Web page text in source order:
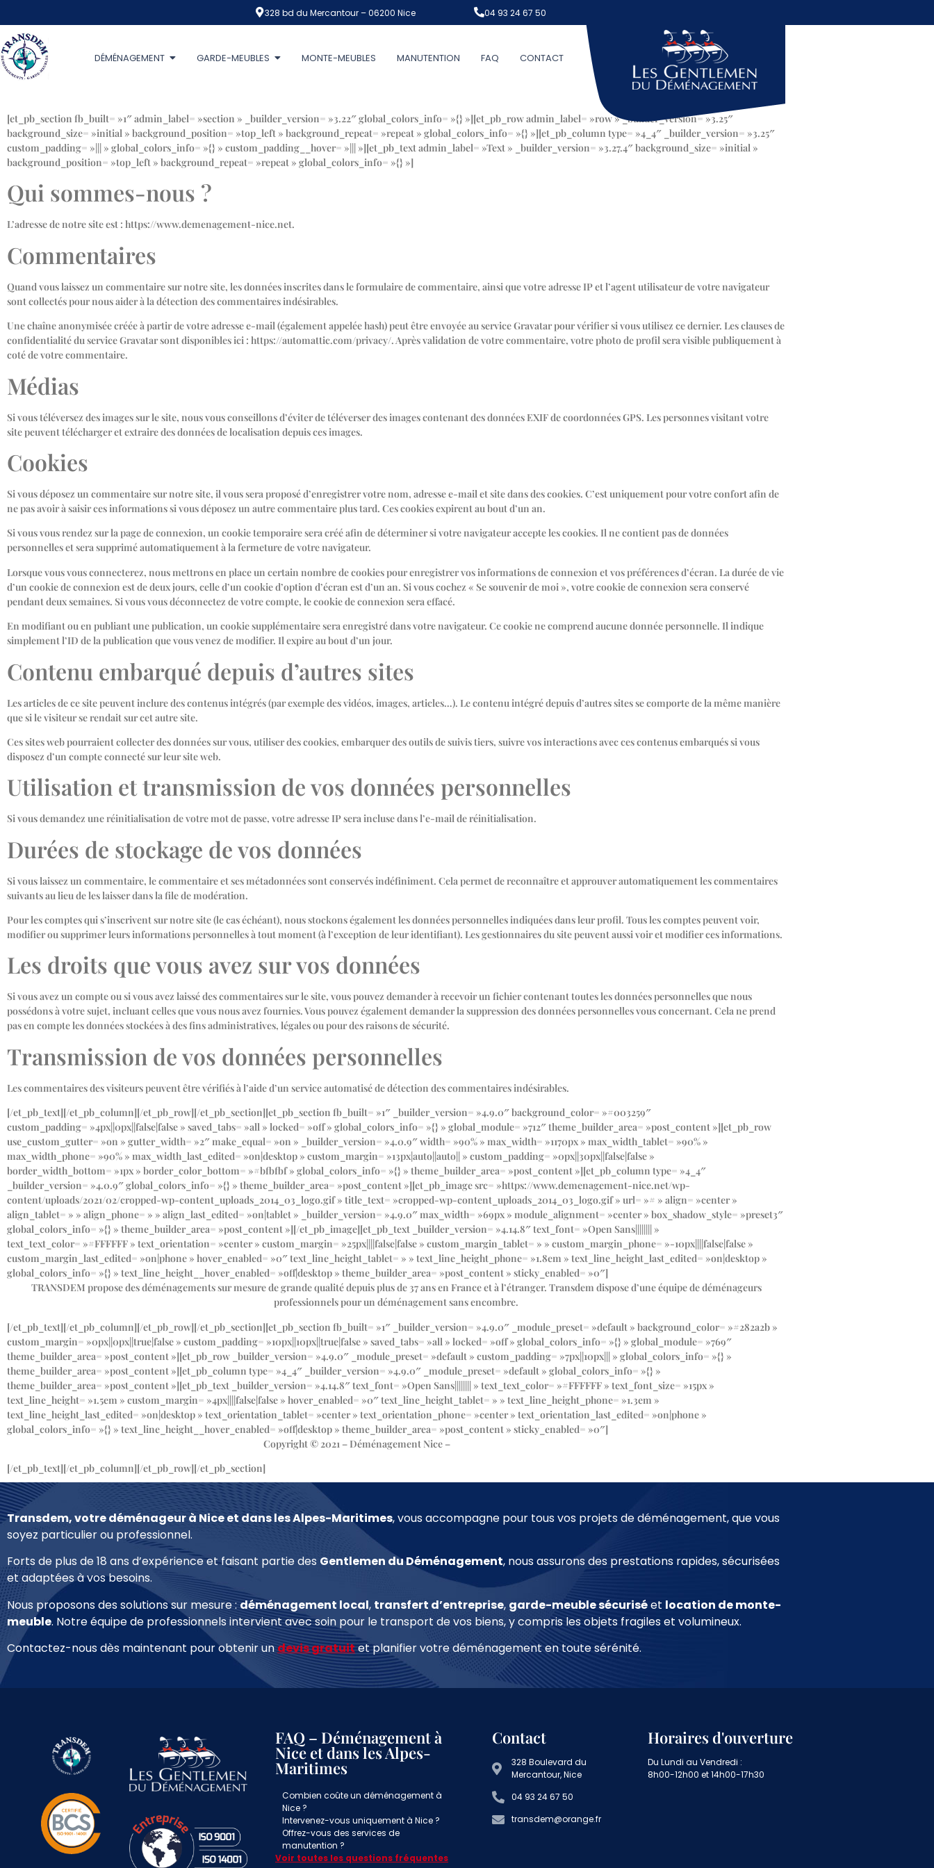
328 bd du Mercantour – 06200 Nice 04 93 24 67 50
DÉMÉNAGEMENT GARDE-MEUBLES MONTE-MEUBLES MANUTENTION FAQ CONTACT
[et_pb_section fb_built= »1″ admin_label= »section » _builder_version= »3.22″ global_colors_info= »{} »][et_pb_row admin_label= »row » _builder_version= »3.25″
background_size= »initial » background_position= »top_left » background_repeat= »repeat » global_colors_info= »{} »][et_pb_column type= »4_4″ _builder_version= »3.25″
custom_padding= »||| » global_colors_info= »{} » custom_padding__hover= »||| »][et_pb_text admin_label= »Text » _builder_version= »3.27.4″ background_size= »initial »
background_position= »top_left » background_repeat= »repeat » global_colors_info= »{} »]
Qui sommes-nous ?
L’adresse de notre site est : https://www.demenagement-nice.net.
Commentaires
Quand vous laissez un commentaire sur notre site, les données inscrites dans le formulaire de commentaire, ainsi que votre adresse IP et l’agent utilisateur de votre navigateur
sont collectés pour nous aider à la détection des commentaires indésirables.
Une chaîne anonymisée créée à partir de votre adresse e-mail (également appelée hash) peut être envoyée au service Gravatar pour vérifier si vous utilisez ce dernier. Les clauses de
confidentialité du service Gravatar sont disponibles ici : https://automattic.com/privacy/. Après validation de votre commentaire, votre photo de profil sera visible publiquement à
coté de votre commentaire.
Médias
Si vous téléversez des images sur le site, nous vous conseillons d’éviter de téléverser des images contenant des données EXIF de coordonnées GPS. Les personnes visitant votre
site peuvent télécharger et extraire des données de localisation depuis ces images.
Cookies
Si vous déposez un commentaire sur notre site, il vous sera proposé d’enregistrer votre nom, adresse e-mail et site dans des cookies. C’est uniquement pour votre confort afin de
ne pas avoir à saisir ces informations si vous déposez un autre commentaire plus tard. Ces cookies expirent au bout d’un an.
Si vous vous rendez sur la page de connexion, un cookie temporaire sera créé afin de déterminer si votre navigateur accepte les cookies. Il ne contient pas de données
personnelles et sera supprimé automatiquement à la fermeture de votre navigateur.
Lorsque vous vous connecterez, nous mettrons en place un certain nombre de cookies pour enregistrer vos informations de connexion et vos préférences d’écran. La durée de vie
d’un cookie de connexion est de deux jours, celle d’un cookie d’option d’écran est d’un an. Si vous cochez « Se souvenir de moi », votre cookie de connexion sera conservé
pendant deux semaines. Si vous vous déconnectez de votre compte, le cookie de connexion sera effacé.
En modifiant ou en publiant une publication, un cookie supplémentaire sera enregistré dans votre navigateur. Ce cookie ne comprend aucune donnée personnelle. Il indique
simplement l’ID de la publication que vous venez de modifier. Il expire au bout d’un jour.
Contenu embarqué depuis d’autres sites
Les articles de ce site peuvent inclure des contenus intégrés (par exemple des vidéos, images, articles…). Le contenu intégré depuis d’autres sites se comporte de la même manière
que si le visiteur se rendait sur cet autre site.
Ces sites web pourraient collecter des données sur vous, utiliser des cookies, embarquer des outils de suivis tiers, suivre vos interactions avec ces contenus embarqués si vous
disposez d’un compte connecté sur leur site web.
Utilisation et transmission de vos données personnelles
Si vous demandez une réinitialisation de votre mot de passe, votre adresse IP sera incluse dans l’e-mail de réinitialisation.
Durées de stockage de vos données
Si vous laissez un commentaire, le commentaire et ses métadonnées sont conservés indéfiniment. Cela permet de reconnaître et approuver automatiquement les commentaires
suivants au lieu de les laisser dans la file de modération.
Pour les comptes qui s’inscrivent sur notre site (le cas échéant), nous stockons également les données personnelles indiquées dans leur profil. Tous les comptes peuvent voir,
modifier ou supprimer leurs informations personnelles à tout moment (à l’exception de leur identifiant). Les gestionnaires du site peuvent aussi voir et modifier ces informations.
Les droits que vous avez sur vos données
Si vous avez un compte ou si vous avez laissé des commentaires sur le site, vous pouvez demander à recevoir un fichier contenant toutes les données personnelles que nous
possédons à votre sujet, incluant celles que vous nous avez fournies. Vous pouvez également demander la suppression des données personnelles vous concernant. Cela ne prend
pas en compte les données stockées à des fins administratives, légales ou pour des raisons de sécurité.
Transmission de vos données personnelles
Les commentaires des visiteurs peuvent être vérifiés à l’aide d’un service automatisé de détection des commentaires indésirables.
[/et_pb_text][/et_pb_column][/et_pb_row][/et_pb_section][et_pb_section fb_built= »1″ _builder_version= »4.9.0″ background_color= »#003259″
custom_padding= »4px||0px||false|false » saved_tabs= »all » locked= »off » global_colors_info= »{} » global_module= »712″ theme_builder_area= »post_content »][et_pb_row
use_custom_gutter= »on » gutter_width= »2″ make_equal= »on » _builder_version= »4.0.9″ width= »90% » max_width= »1170px » max_width_tablet= »90% »
max_width_phone= »90% » max_width_last_edited= »on|desktop » custom_margin= »13px|auto||auto|| » custom_padding= »0px||30px||false|false »
border_width_bottom= »1px » border_color_bottom= »#bfbfbf » global_colors_info= »{} » theme_builder_area= »post_content »][et_pb_column type= »4_4″
_builder_version= »4.0.9″ global_colors_info= »{} » theme_builder_area= »post_content »][et_pb_image src= »https://www.demenagement-nice.net/wp-
content/uploads/2021/02/cropped-wp-content_uploads_2014_03_logo.gif » title_text= »cropped-wp-content_uploads_2014_03_logo.gif » url= »# » align= »center »
align_tablet= » » align_phone= » » align_last_edited= »on|tablet » _builder_version= »4.9.0″ max_width= »69px » module_alignment= »center » box_shadow_style= »preset3″
global_colors_info= »{} » theme_builder_area= »post_content »][/et_pb_image][et_pb_text _builder_version= »4.14.8″ text_font= »Open Sans|||||||| »
text_text_color= »#FFFFFF » text_orientation= »center » custom_margin= »25px||||false|false » custom_margin_tablet= » » custom_margin_phone= »-10px||||false|false »
custom_margin_last_edited= »on|phone » hover_enabled= »0″ text_line_height_tablet= » » text_line_height_phone= »1.8em » text_line_height_last_edited= »on|desktop »
global_colors_info= »{} » text_line_height__hover_enabled= »off|desktop » theme_builder_area= »post_content » sticky_enabled= »0″]
TRANSDEM propose des déménagements sur mesure de grande qualité depuis plus de 37 ans en France et à l’étranger. Transdem dispose d’une équipe de déménageurs
professionnels pour un déménagement sans encombre.
[/et_pb_text][/et_pb_column][/et_pb_row][/et_pb_section][et_pb_section fb_built= »1″ _builder_version= »4.9.0″ _module_preset= »default » background_color= »#282a2b »
custom_margin= »0px||0px||true|false » custom_padding= »10px||10px||true|false » saved_tabs= »all » locked= »off » global_colors_info= »{} » global_module= »769″
theme_builder_area= »post_content »][et_pb_row _builder_version= »4.9.0″ _module_preset= »default » custom_padding= »7px||10px||| » global_colors_info= »{} »
theme_builder_area= »post_content »][et_pb_column type= »4_4″ _builder_version= »4.9.0″ _module_preset= »default » global_colors_info= »{} »
theme_builder_area= »post_content »][et_pb_text _builder_version= »4.14.8″ text_font= »Open Sans|||||||| » text_text_color= »#FFFFFF » text_font_size= »15px »
text_line_height= »1.5em » custom_margin= »4px||||false|false » hover_enabled= »0″ text_line_height_tablet= » » text_line_height_phone= »1.3em »
text_line_height_last_edited= »on|desktop » text_orientation_tablet= »center » text_orientation_phone= »center » text_orientation_last_edited= »on|phone »
global_colors_info= »{} » text_line_height__hover_enabled= »off|desktop » theme_builder_area= »post_content » sticky_enabled= »0″]
Copyright © 2021 – Déménagement Nice –
[/et_pb_text][/et_pb_column][/et_pb_row][/et_pb_section]
Transdem, votre déménageur à Nice et dans les Alpes-Maritimes, vous accompagne pour tous vos projets de déménagement, que vous
soyez particulier ou professionnel.
Forts de plus de 18 ans d’expérience et faisant partie des Gentlemen du Déménagement, nous assurons des prestations rapides, sécurisées
et adaptées à vos besoins.
Nous proposons des solutions sur mesure :déménagement local, transfert d’entreprise, garde-meuble sécuriséet location de monte-
meuble. Notre équipe de professionnels intervient avec soin pour le transport de vos biens, y compris les objets fragiles et volumineux.
Contactez-nous dès maintenant pour obtenir undevis gratuitet planifier votre déménagement en toute sérénité.
FAQ – Déménagement à
Nice et dans les Alpes-
Maritimes
Combien coûte un déménagement à
Nice ?
Intervenez-vous uniquement à Nice ?
Offrez-vous des services de
manutention ?
Voir toutes les questions fréquentes
Contact
328 Boulevard du
Mercantour, Nice
04 93 24 67 50
transdem@orange.fr
Horaires d'ouverture
Du Lundi au Vendredi :
8h00-12h00 et 14h00-17h30